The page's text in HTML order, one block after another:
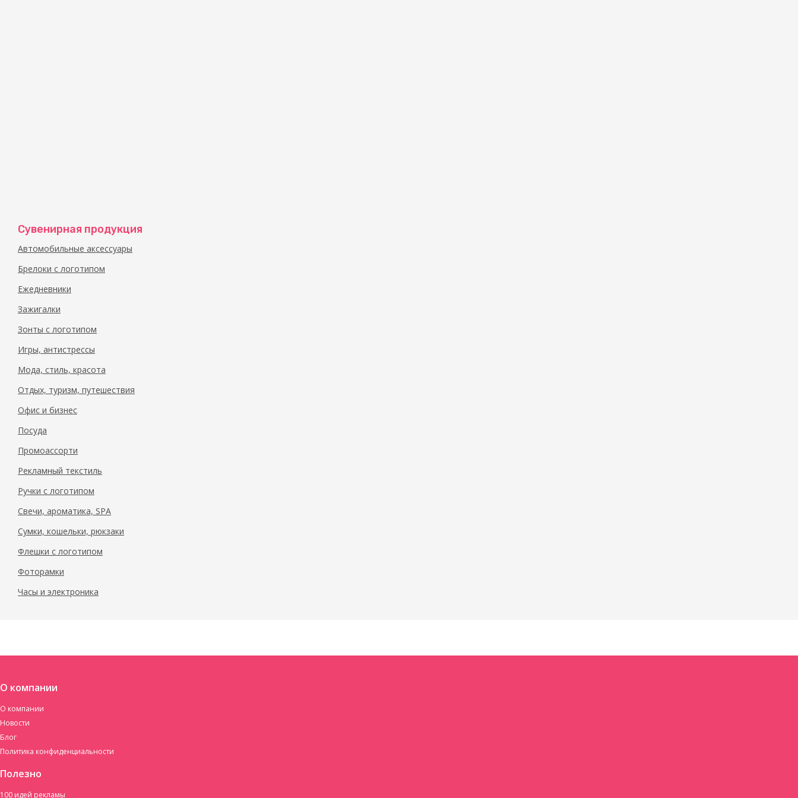
Сувенирная продукция
Автомобильные аксессуары
Брелоки с логотипом
Ежедневники
Зажигалки
Зонты с логотипом
Игры, антистрессы
Мода, стиль, красота
Отдых, туризм, путешествия
Офис и бизнес
Посуда
Промоассорти
Рекламный текстиль
Ручки с логотипом
Свечи, ароматика, SPA
Сумки, кошельки, рюкзаки
Флешки с логотипом
Фоторамки
Часы и электроника
О компании
О компании
Новости
Блог
Политика конфиденциальности
Полезно
100 идей рекламы